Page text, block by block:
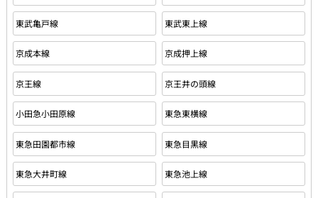
東武亀戸線 東武東上線
京成本線 京成押上線
京王線 京王井の頭線
小田急小田原線 東急東横線
東急田園都市線 東急目黒線
東急大井町線 東急池上線